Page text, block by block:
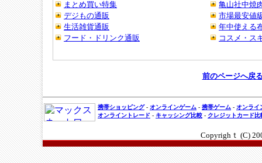
前のページへ戻
携帯ショッピング- オンラインゲーム - 携帯ゲーム - オンライ
オンライントレード - キャッシング比較 - クレジットカード比
Copyrighｔ (C)